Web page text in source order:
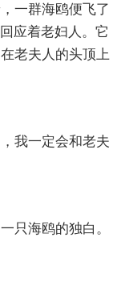
一群海鸥便飞了
应着老妇人。它
老夫人的头顶上
我一定会和老夫
只海鸥的独白。